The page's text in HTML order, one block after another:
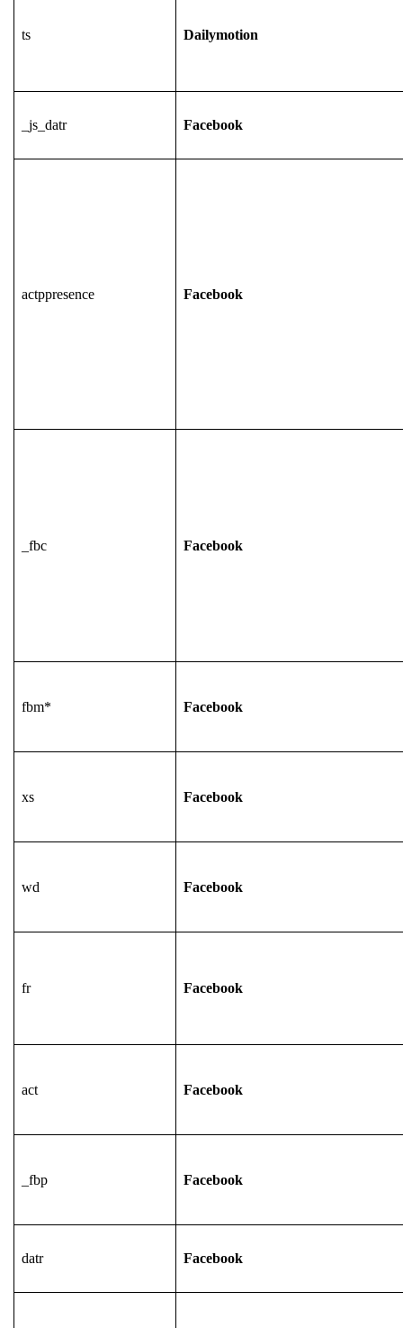
ts Dailymotion
_js_datr Facebook
actppresence Facebook
_fbc Facebook
fbm* Facebook
xs Facebook
wd Facebook
fr Facebook
act Facebook
_fbp Facebook
datr Facebook